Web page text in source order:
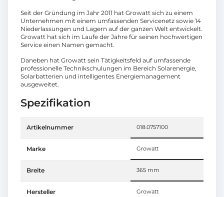
Seit der Gründung im Jahr 2011 hat Growatt sich zu einem
Unternehmen mit einem umfassenden Servicenetz sowie 14
Niederlassungen und Lagern auf der ganzen Welt entwickelt.
Growatt hat sich im Laufe der Jahre für seinen hochwertigen
Service einen Namen gemacht.
Daneben hat Growatt sein Tätigkeitsfeld auf umfassende
professionelle Technikschulungen im Bereich Solarenergie,
Solarbatterien und intelligentes Energiemanagement
ausgeweitet.
Spezifikation
Artikelnummer 018.0757100
Marke Growatt
Breite 365 mm
Hersteller Growatt